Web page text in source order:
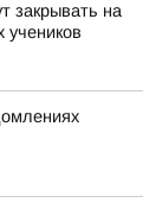
закрывать на
учеников